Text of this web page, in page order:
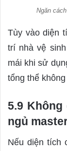
Ngăn
Tùy vào diện
trí nhà vệ
mái khi sử
tổng thể
5.9
ngủ
Nếu diện tích